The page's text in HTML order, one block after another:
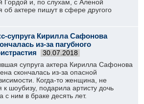
Гордой и, по слухам, с Аленой
об актере пишут в сфере другого
супруга Кирилла Сафонова
из-за пагубного
30.07.2018
супруга актера Кирилла Сафонова
скончалась из-за опасной
Когда-то женщина, не
шоубизу, подарила артисту дочь
ним в браке десять лет.